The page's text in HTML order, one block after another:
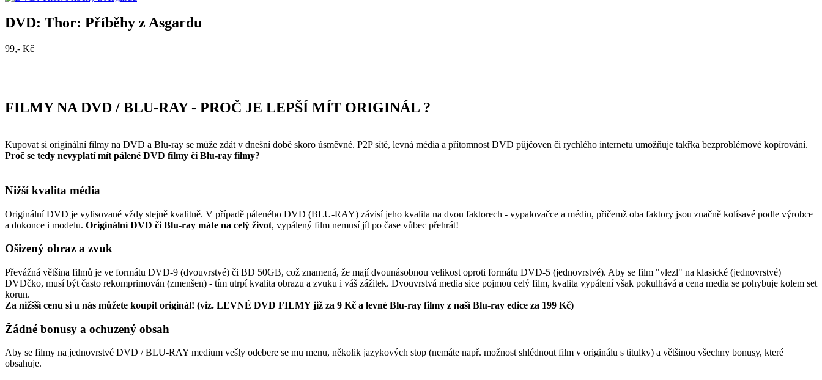
DVD: Thor: Příběhy z Asgardu
99,- Kč
FILMY NA DVD / BLU-RAY - PROČ JE LEPŠÍ MÍT ORIGINÁL ?
Kupovat si originální filmy na DVD a Blu-ray se může zdát v dnešní době skoro úsměvné. P2P sítě, levná média a přítomnost DVD půjčoven či rychlého internetu umožňuje takřka bezproblémové kopírování.
Proč se tedy nevyplatí mít pálené DVD filmy či Blu-ray filmy?
Nižší kvalita média
Originální DVD je vylisované vždy stejně kvalitně. V případě páleného DVD (BLU-RAY) závisí jeho kvalita na dvou faktorech - vypalovačce a médiu, přičemž oba faktory jsou značně kolísavé podle výrobce
a dokonce i modelu. Originální DVD či Blu-ray máte na celý život, vypálený film nemusí jít po čase vůbec přehrát!
Ošizený obraz a zvuk
Převážná většina filmů je ve formátu DVD-9 (dvouvrstvé) či BD 50GB, což znamená, že mají dvounásobnou velikost oproti formátu DVD-5 (jednovrstvé). Aby se film "vlezl" na klasické (jednovrstvé)
DVDčko, musí být často rekomprimován (zmenšen) - tím utrpí kvalita obrazu a zvuku i váš zážitek. Dvouvrstvá media sice pojmou celý film, kvalita vypálení však pokulhává a cena media se pohybuje kolem set
korun.
Za nižšší cenu si u nás můžete koupit originál! (viz. LEVNÉ DVD FILMY již za 9 Kč a levné Blu-ray filmy z naší Blu-ray edice za 199 Kč)
Žádné bonusy a ochuzený obsah
Aby se filmy na jednovrstvé DVD / BLU-RAY medium vešly odebere se mu menu, několik jazykových stop (nemáte např. možnost shlédnout film v originálu s titulky) a většinou všechny bonusy, které
obsahuje.